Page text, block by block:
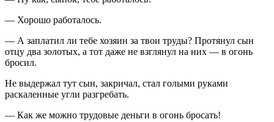
— Хорошо работалось.
— А заплатил ли тебе хозяин за твои труды? Протянул сын
отцу два золотых, а тот даже не взглянул на них — в огонь
бросил.
Не выдержал тут сын, закричал, стал голыми руками
раскаленные угли разгребать.
— Как же можно трудовые деньги в огонь бросать!